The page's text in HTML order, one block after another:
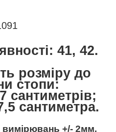
41, 42.
розміру до
стопи:
сантиметрів;
сантиметра.
+/- 2мм.